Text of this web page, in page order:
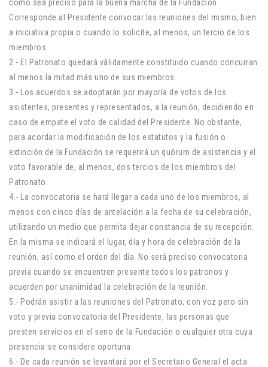
como sea preciso para la buena marcha de la Fundación.
Corresponde al Presidente convocar las reuniones del mismo, bien
a iniciativa propia o cuando lo solicite, al menos, un tercio de los
miembros.
2.- El Patronato quedará válidamente constituido cuando concurran
al menos la mitad más uno de sus miembros.
3.- Los acuerdos se adoptarán por mayoría de votos de los
asistentes, presentes y representados, a la reunión, decidiendo en
caso de empate el voto de calidad del Presidente. No obstante,
para acordar la modificación de los estatutos y la fusión o
extinción de la Fundación se requerirá un quórum de asistencia y el
voto favorable de, al menos, dos tercios de los miembros del
Patronato.
4.- La convocatoria se hará llegar a cada uno de los miembros, al
menos con cinco días de antelación a la fecha de su celebración,
utilizando un medio que permita dejar constancia de su recepción.
En la misma se indicará el lugar, día y hora de celebración de la
reunión, así como el orden del día. No será preciso convocatoria
previa cuando se encuentren presente todos los patronos y
acuerden por unanimidad la celebración de la reunión.
5.- Podrán asistir a las reuniones del Patronato, con voz pero sin
voto y previa convocatoria del Presidente, las personas que
presten servicios en el seno de la Fundación o cualquier otra cuya
presencia se considere oportuna.
6.- De cada reunión se levantará por el Secretario General el acta